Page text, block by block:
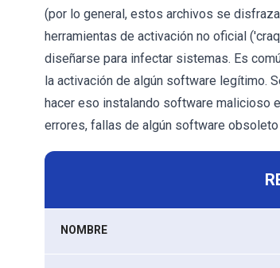
(por lo general, estos archivos se
herramientas de activación no oficial
diseñarse para infectar sistemas. Es
la activación de algún software legítimo.
hacer eso instalando software malicioso
errores, fallas de algún software
NOMBRE